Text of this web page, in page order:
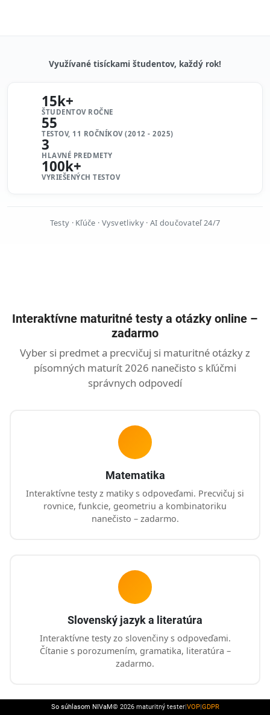
Využívané tisíckami študentov, každý rok!
15k+
ŠTUDENTOV ROČNE
55
TESTOV, 11 ROČNÍKOV (2012 - 2025)
3
HLAVNÉ PREDMETY
100k+
VYRIEŠENÝCH TESTOV
Testy · Kľúče · Vysvetlivky · AI doučovateľ 24/7
Interaktívne maturitné testy a otázky online –
zadarmo
Vyber si predmet a precvičuj si maturitné otázky z
písomných maturít 2026 nanečisto s kľúčmi
správnych odpovedí
Matematika
Interaktívne testy z matiky s odpoveďami. Precvičuj si
rovnice, funkcie, geometriu a kombinatoriku
nanečisto – zadarmo.
Slovenský jazyk a literatúra
Interaktívne testy zo slovenčiny s odpoveďami.
Čítanie s porozumením, gramatika, literatúra –
zadarmo.
So súhlasom NIVaM© 2026 maturitný tester| VOP| GDPR